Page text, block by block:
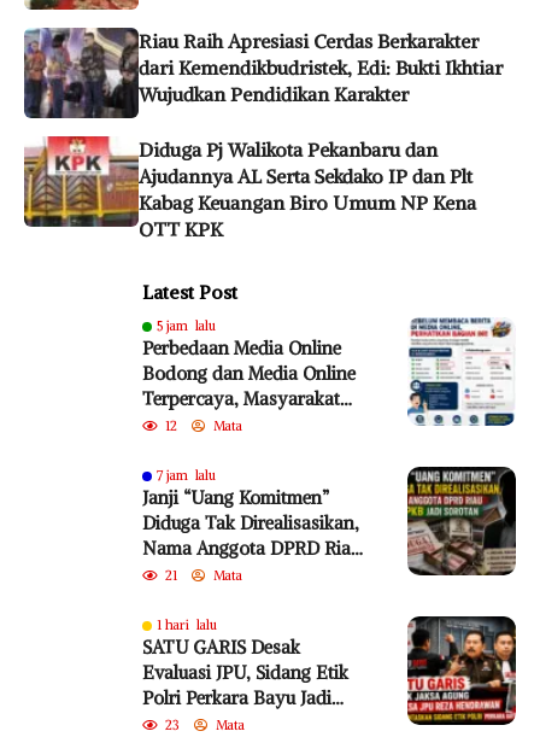
Riau Raih Apresiasi Cerdas Berkarakter
dari Kemendikbudristek, Edi: Bukti Ikhtiar
Wujudkan Pendidikan Karakter
Diduga Pj Walikota Pekanbaru dan
Ajudannya AL Serta Sekdako IP dan Plt
Kabag Keuangan Biro Umum NP Kena
OTT KPK
Latest Post
5 jam lalu
Perbedaan Media Online
Bodong dan Media Online
Terpercaya, Masyarakat
Diminta Lebih Cermat
12 Mata
7 jam lalu
Janji “Uang Komitmen”
Diduga Tak Direalisasikan,
Nama Anggota DPRD Riau
dari PKB Jadi Sorotan
21 Mata
1 hari lalu
SATU GARIS Desak
Evaluasi JPU, Sidang Etik
Polri Perkara Bayu Jadi
Sorotan
23 Mata